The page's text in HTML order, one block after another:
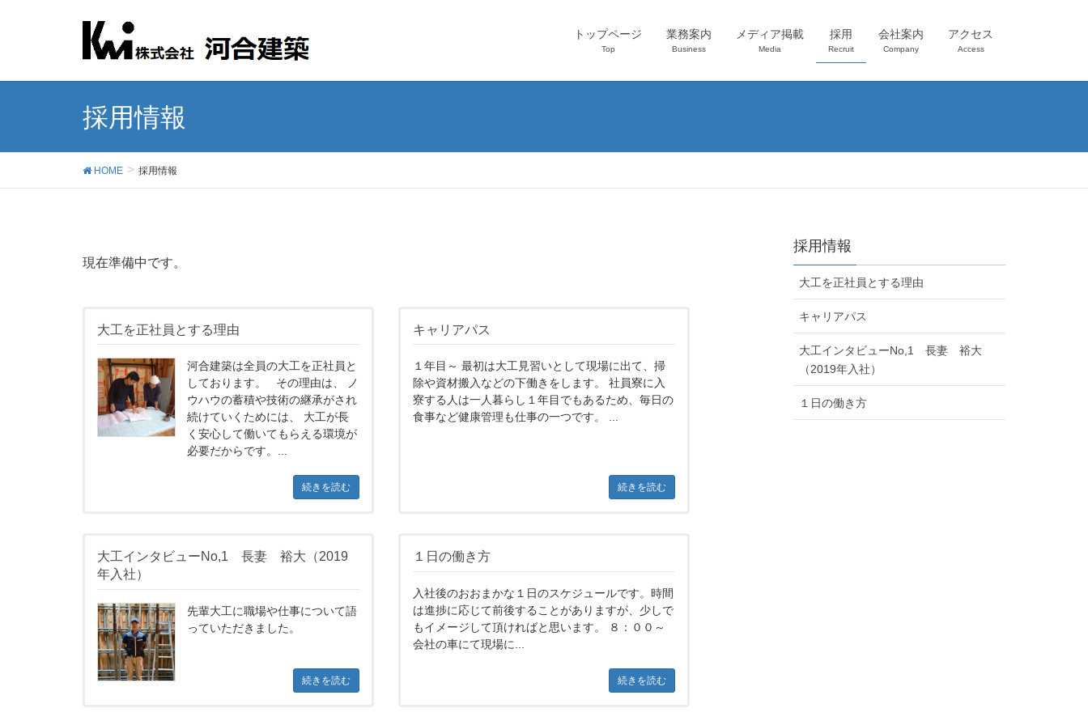
トップページ
Top
業務案内
Business
メディア掲載
Media
採用
Recruit
会社案内
Company
アクセス
Access
採用情報
HOME 採用情報
現在準備中です。
大工を正社員とする理由
河合建築は全員の大工を正社員と
しております。 その理由は、 ノ
ウハウの蓄積や技術の継承がされ
続けていくためには、 大工が長
く安心して働いてもらえる環境が
必要だからです。...
続きを読む
キャリアパス
１年目～ 最初は大工見習いとして現場に出て、掃
除や資材搬入などの下働きをします。 社員寮に入
寮する人は一人暮らし１年目でもあるため、毎日の
食事など健康管理も仕事の一つです。 ...
続きを読む
大工インタビューNo,1 長妻 裕大（2019
年入社）
先輩大工に職場や仕事について語
っていただきました。
続きを読む
１日の働き方
入社後のおおまかな１日のスケジュールです。時間
は進捗に応じて前後することがありますが、少しで
もイメージして頂ければと思います。 ８：００～
会社の車にて現場に...
続きを読む
採用情報
大工を正社員とする理由
キャリアパス
大工インタビューNo,1 長妻 裕大
（2019年入社）
１日の働き方